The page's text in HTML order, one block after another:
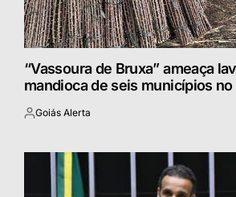
“Vassoura de Bruxa” ameaça
mandioca de seis municípios no
Postado
Goiás Alerta